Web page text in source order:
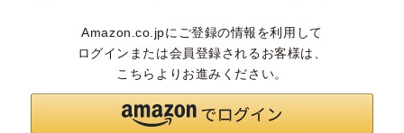
Amazon.co.jpにご登録の情報を利用して
ログインまたは会員登録されるお客様は、
こちらよりお進みください。